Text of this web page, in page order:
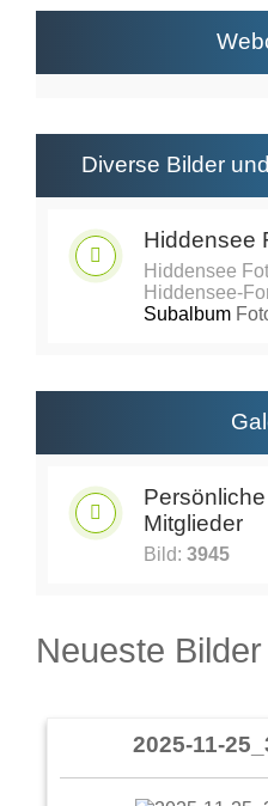
Diverse Bilder
Hiddensee
Hiddensee
Hiddensee-
Subalbum
Mitglieder
Bild: 3945
Neueste Bilder
2025-11-